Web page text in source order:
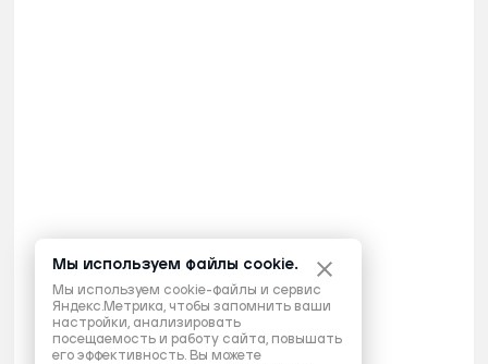
Мы используем файлы cookie.
Мы используем cookie-файлы и сервис
Яндекс.Метрика, чтобы запомнить ваши
настройки, анализировать
посещаемость и работу сайта, повышать
его эффективность. Вы можете